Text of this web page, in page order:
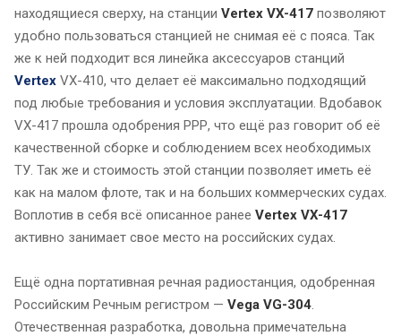
находящиеся сверху, на станции Vertex VX-417 позволяют
удобно пользоваться станцией не снимая её с пояса. Так
же к ней подходит вся линейка аксессуаров станций
Vertex VX-410, что делает её максимально подходящий
под любые требования и условия эксплуатации. Вдобавок
VX-417 прошла одобрения РРР, что ещё раз говорит об её
качественной сборке и соблюдением всех необходимых
ТУ. Так же и стоимость этой станции позволяет иметь её
как на малом флоте, так и на больших коммерческих судах.
Воплотив в себя всё описанное ранее Vertex VX-417
активно занимает свое место на российских судах.
Ещё одна портативная речная радиостанция, одобренная
Российским Речным регистром — Vega VG-304.
Отечественная разработка, довольна примечательна